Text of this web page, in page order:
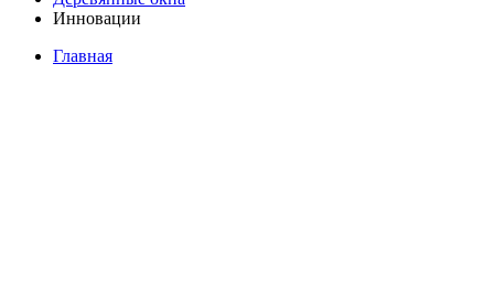
Инновации
Главная